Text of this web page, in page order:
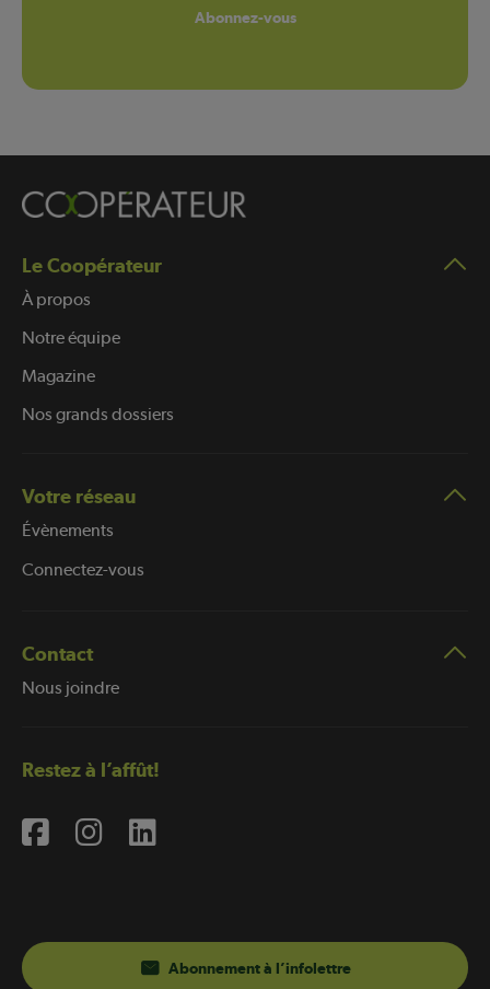
Abonnez-vous
Le Coopérateur
À propos
Notre équipe
Magazine
Nos grands dossiers
Votre réseau
Évènements
Connectez-vous
Contact
Nous joindre
Restez à l’affût!
Abonnement à l’infolettre